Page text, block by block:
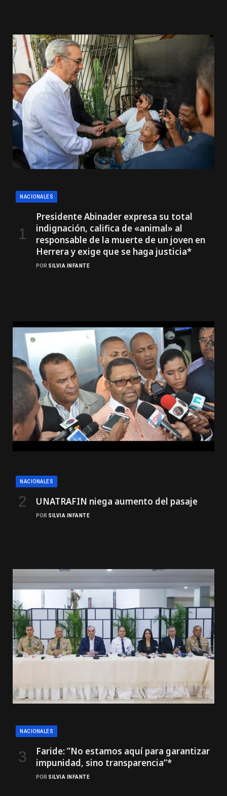
NACIONALES
Presidente Abinader expresa su total
indignación, califica de «animal» al
responsable de la muerte de un joven en
Herrera y exige que se haga justicia*
POR SILVIA INFANTE
NACIONALES
UNATRAFIN niega aumento del pasaje
POR SILVIA INFANTE
NACIONALES
Faride: ”No estamos aquí para garantizar
impunidad, sino transparencia”*
POR SILVIA INFANTE